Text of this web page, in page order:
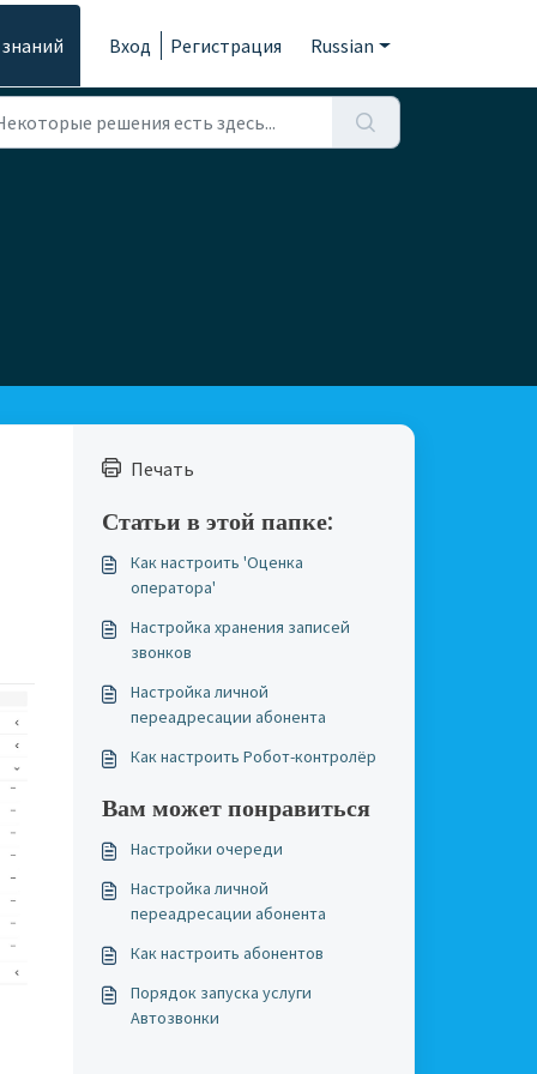
Вход Регистрация Russian
Печать
Статьи в этой папке:
Как настроить 'Оценка
оператора'
Настройка хранения записей
звонков
Настройка личной
переадресации абонента
Как настроить Робот-контролёр
Вам может понравиться
Настройки очереди
Настройка личной
переадресации абонента
Как настроить абонентов
Порядок запуска услуги
Автозвонки